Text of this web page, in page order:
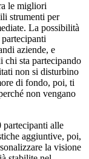
le migliori
strumenti per
La possibilità
aziende, e
chi sta partecipando
non si disturbino
di fondo, poi, ti
non vengano
partecipanti alle
aggiuntive, poi,
la visione